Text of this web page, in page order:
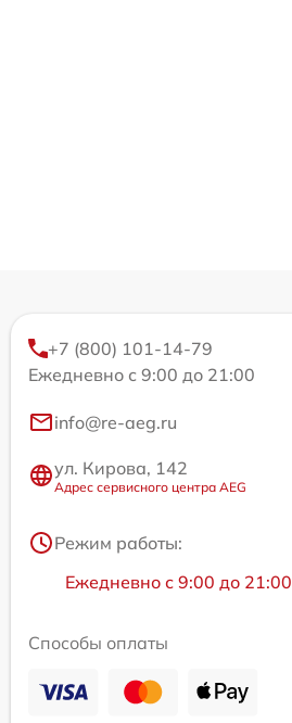
+7 (800) 101-14-79
Ежедневно с 9:00 до 21:00
info@re-aeg.ru
ул. Кирова, 142
Адрес сервисного центра AEG
Режим работы:
Ежедневно с 9:00 до 21:00
Способы оплаты